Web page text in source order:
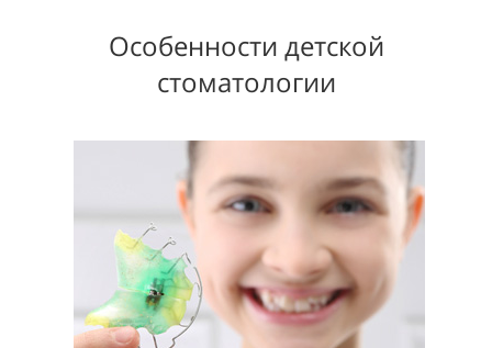
Особенности детской
стоматологии